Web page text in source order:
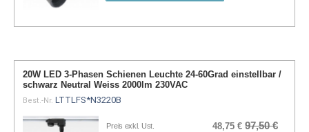
20W LED 3-Phasen Schienen Leuchte 24-60Grad einstellbar /
schwarz Neutral Weiss 2000lm 230VAC
Best.-Nr. LTTLFS*N3220B
Preis exkl. Ust. 48,75 € 97,50 €